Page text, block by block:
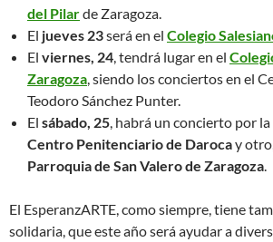
del Pilarde Zaragoza.
El jueves 23será en el Colegio
El viernes, 24 , tendrá lugar en el
Zaragoza , siendo los conciertos en el
Teodoro Sánchez Punter.
El sábado, 25 , habrá un concierto por
Centro Penitenciario de Darocay
Parroquia de San Valero de Zaragoza
El EsperanzARTE, como siempre, tiene
solidaria, que este año será ayudar a